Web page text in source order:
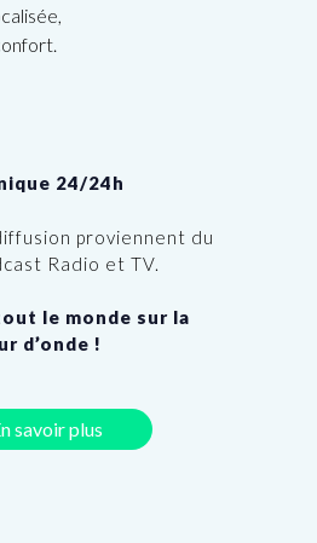
24/24h
proviennent du
Radio et TV.
le monde sur la
d’onde !
savoir plus